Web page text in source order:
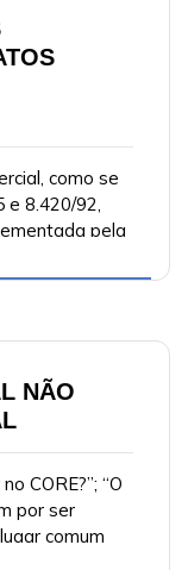
como se
e 8.420/92,
pela
NÃO
CORE?”; “O
por ser
comum